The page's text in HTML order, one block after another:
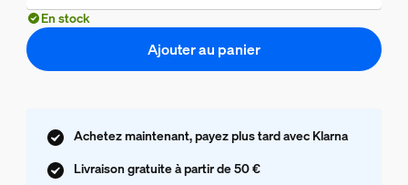
En stock
Ajouter au panier
Achetez maintenant, payez plus tard avec Klarna
Livraison gratuite à partir de 50 €